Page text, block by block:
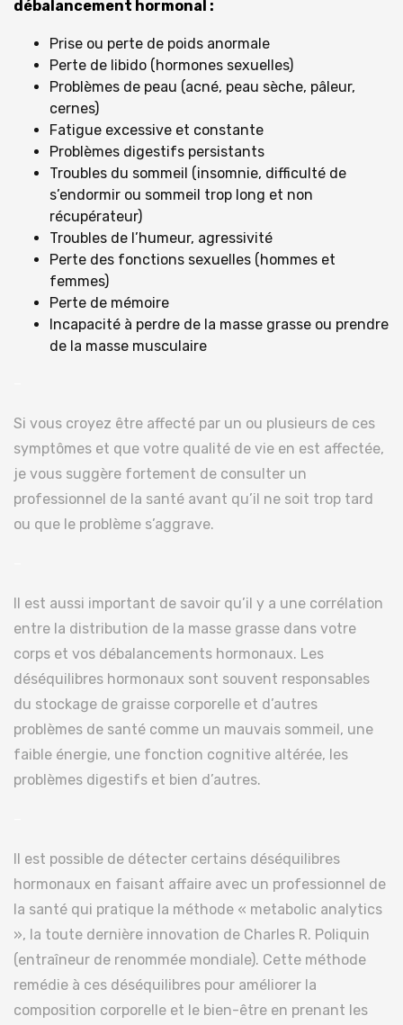
débalancement hormonal :
Prise ou perte de poids anormale
Perte de libido (hormones sexuelles)
Problèmes de peau (acné, peau sèche, pâleur,
cernes)
Fatigue excessive et constante
Problèmes digestifs persistants
Troubles du sommeil (insomnie, difficulté de
s’endormir ou sommeil trop long et non
récupérateur)
Troubles de l’humeur, agressivité
Perte des fonctions sexuelles (hommes et
femmes)
Perte de mémoire
Incapacité à perdre de la masse grasse ou prendre
de la masse musculaire
Si vous croyez être affecté par un ou plusieurs de ces
symptômes et que votre qualité de vie en est affectée,
je vous suggère fortement de consulter un
professionnel de la santé avant qu’il ne soit trop tard
ou que le problème s’aggrave.
Il est aussi important de savoir qu’il y a une corrélation
entre la distribution de la masse grasse dans votre
corps et vos débalancements hormonaux. Les
déséquilibres hormonaux sont souvent responsables
du stockage de graisse corporelle et d’autres
problèmes de santé comme un mauvais sommeil, une
faible énergie, une fonction cognitive altérée, les
problèmes digestifs et bien d’autres.
Il est possible de détecter certains déséquilibres
hormonaux en faisant affaire avec un professionnel de
la santé qui pratique la méthode « metabolic analytics
», la toute dernière innovation de Charles R. Poliquin
(entraîneur de renommée mondiale). Cette méthode
remédie à ces déséquilibres pour améliorer la
composition corporelle et le bien-être en prenant les